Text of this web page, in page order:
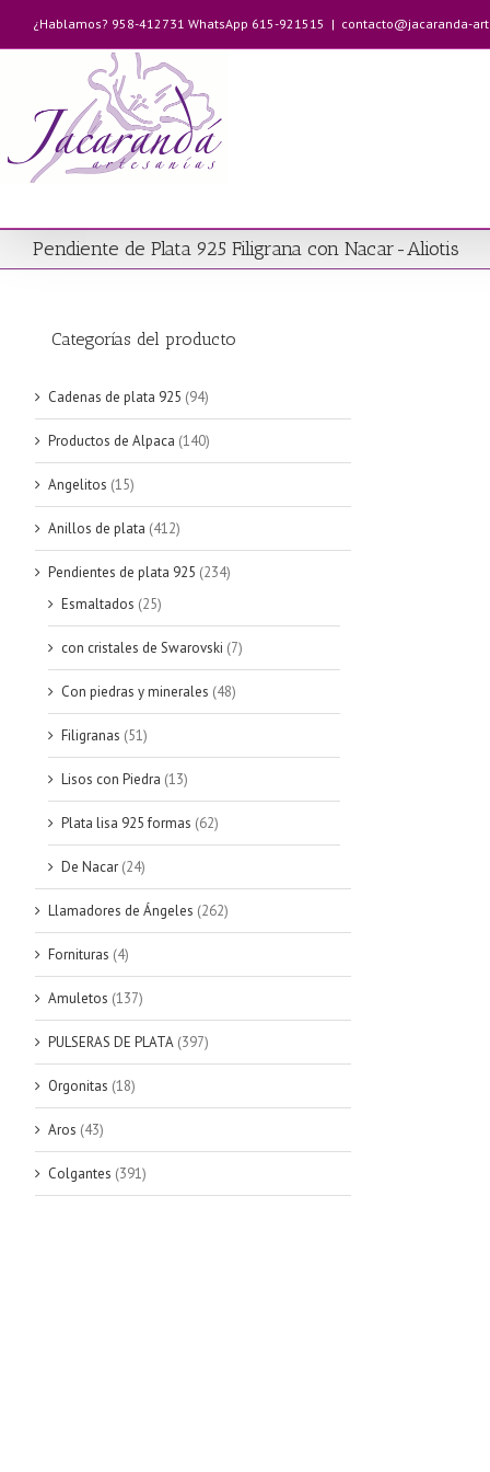
contenido
¿Hablamos? 958-412731 WhatsApp 615-921515 | contacto@jacaranda-
Pendiente de Plata 925 Filigrana con Nacar-Aliotis
Categorías del producto
Cadenas de plata 925 (94)
Productos de Alpaca (140)
Angelitos (15)
Anillos de plata (412)
Pendientes de plata 925 (234)
Esmaltados (25)
con cristales de Swarovski (7)
Con piedras y minerales (48)
Filigranas (51)
Lisos con Piedra (13)
Plata lisa 925 formas (62)
De Nacar (24)
Llamadores de Ángeles (262)
Fornituras (4)
Amuletos (137)
PULSERAS DE PLATA (397)
Orgonitas (18)
Aros (43)
Colgantes (391)